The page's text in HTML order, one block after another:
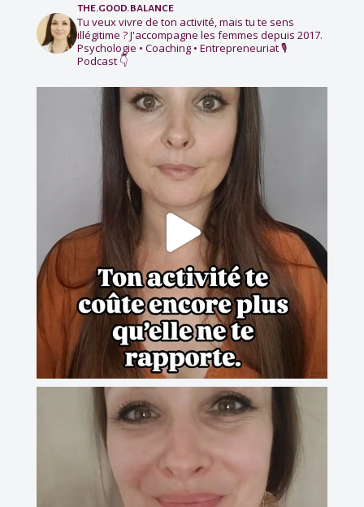
the.good.balance
Tu veux vivre de ton activité, mais tu te sens
illégitime ?J'accompagne les femmes depuis 2017.
Psychologie • Coaching • Entrepreneuriat🎙️
Podcast 👇